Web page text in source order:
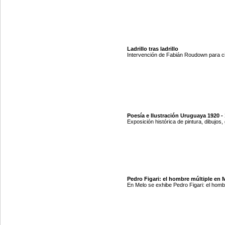
Ladrillo tras ladrillo
Intervención de Fabián Roudown para
Poesía e Ilustración Uruguaya 1920 -
Exposición histórica de pintura,
Pedro Figari: el hombre múltiple en
En Melo se exhibe Pedro Figari: el